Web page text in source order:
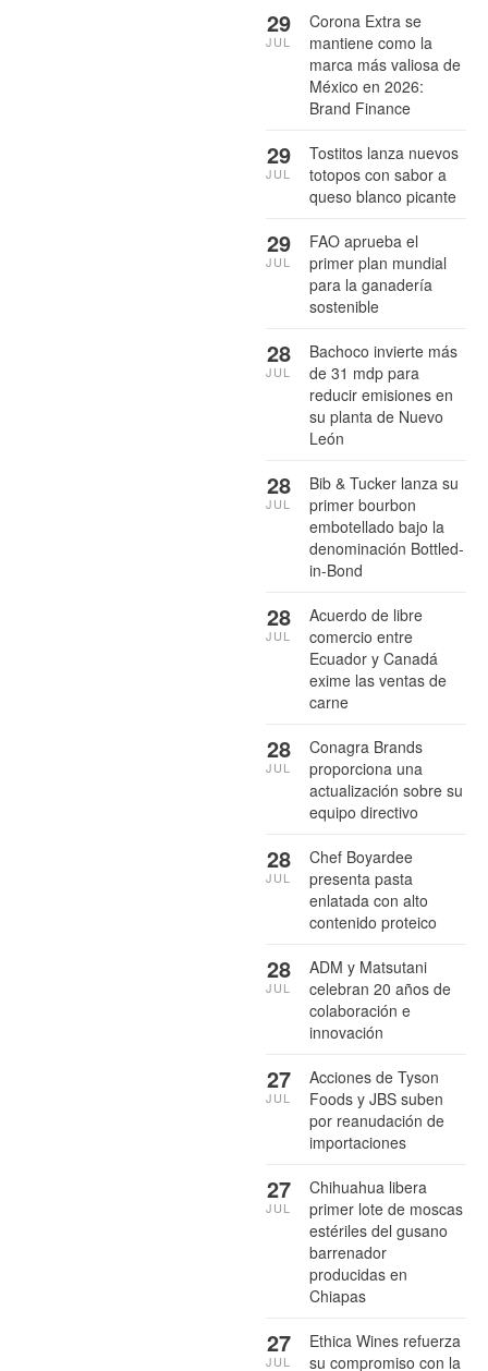
Corona Extra se
mantiene como la
marca más valiosa de
México en 2026:
Brand Finance
29
JUL
Tostitos lanza nuevos
totopos con sabor a
queso blanco picante
29
JUL
FAO aprueba el
primer plan mundial
para la ganadería
sostenible
29
JUL
Bachoco invierte más
de 31 mdp para
reducir emisiones en
su planta de Nuevo
León
28
JUL
Bib & Tucker lanza su
primer bourbon
embotellado bajo la
denominación Bottled-
in-Bond
28
JUL
Acuerdo de libre
comercio entre
Ecuador y Canadá
exime las ventas de
carne
28
JUL
Conagra Brands
proporciona una
actualización sobre su
equipo directivo
28
JUL
Chef Boyardee
presenta pasta
enlatada con alto
contenido proteico
28
JUL
ADM y Matsutani
celebran 20 años de
colaboración e
innovación
28
JUL
Acciones de Tyson
Foods y JBS suben
por reanudación de
importaciones
27
JUL
Chihuahua libera
primer lote de moscas
estériles del gusano
barrenador
producidas en
Chiapas
27
JUL
Ethica Wines refuerza
su compromiso con la
27
JUL